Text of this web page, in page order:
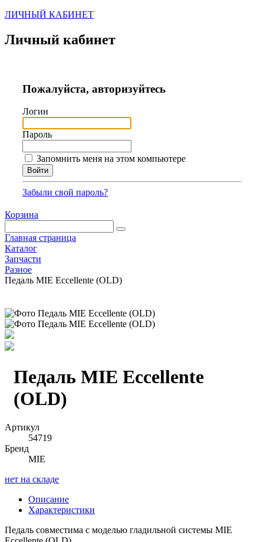
ЛИЧНЫЙ КАБИНЕТ
Личный кабинет
Пожалуйста, авторизуйтесь
Логин
Пароль
Запомнить меня на этом компьютере
Забыли свой пароль?
Корзина
Главная страница
Каталог
Запчасти
Разное
Педаль MIE Eccellente (OLD)
Педаль MIE Eccellente
(OLD)
Артикул
54719
Бренд
MIE
нет на складе
Описание
Характеристики
Педаль совместима с моделью гладильной системы MIE